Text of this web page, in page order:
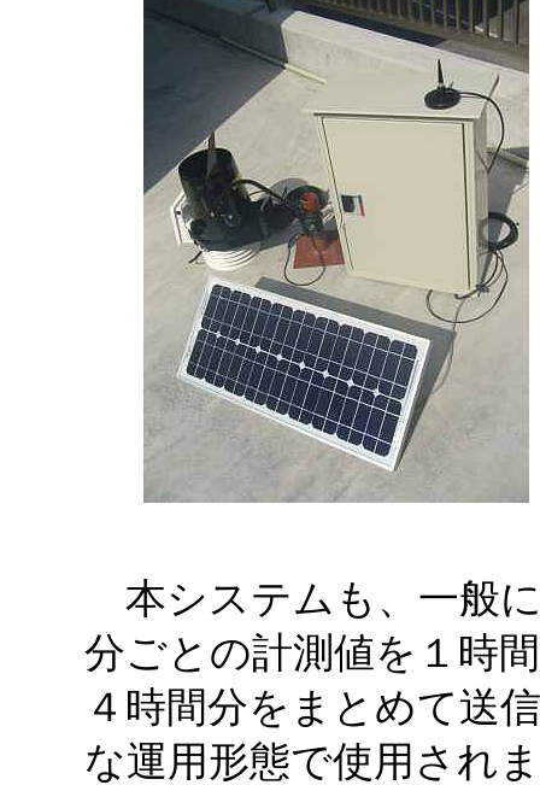
本システムも、一般
分ごとの計測値を１時
４時間分をまとめて送
な運用形態で使用され